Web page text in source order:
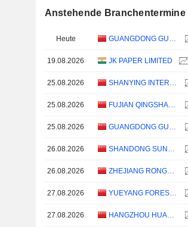
Anstehende
Heute GUANGDONG GUANHAO HIGH-TECH CO., LTD.
19.08.2026 JK PAPER LIMITED
25.08.2026 SHANYING INTERNATIONAL HOLDINGS CO.,LTD
25.08.2026 FUJIAN QINGSHAN PAPER INDUSTRY CO., LTD.
25.08.2026 GUANGDONG GUANHAO HIGH-TECH CO., LTD.
26.08.2026 SHANDONG SUNPAPER CO., LTD.
26.08.2026 ZHEJIANG RONGSHENG ENVIRONMENTAL PROTECTION PAPER CO., LTD.
27.08.2026 YUEYANG FOREST & PAPER CO., LTD.
27.08.2026 HANGZHOU HUAWANG NEW MATERIAL TECHNOLOGY CO.,LTD.